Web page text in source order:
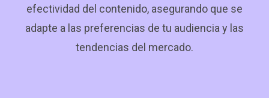
efectividad del contenido, asegurando que se
adapte a las preferencias de tu audiencia y las
tendencias del mercado.